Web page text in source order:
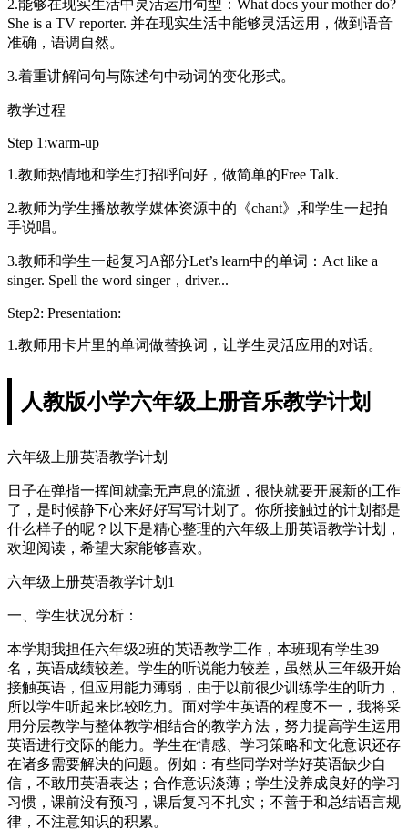
2.能够在现实生活中灵活运用句型：What does your mother do?
She is a TV reporter. 并在现实生活中能够灵活运用，做到语音
准确，语调自然。
3.着重讲解问句与陈述句中动词的变化形式。
教学过程
Step 1:warm-up
1.教师热情地和学生打招呼问好，做简单的Free Talk.
2.教师为学生播放教学媒体资源中的《chant》,和学生一起拍
手说唱。
3.教师和学生一起复习A部分Let’s learn中的单词：Act like a
singer. Spell the word singer，driver...
Step2: Presentation:
1.教师用卡片里的单词做替换词，让学生灵活应用的对话。
人教版小学六年级上册音乐教学计划
六年级上册英语教学计划
日子在弹指一挥间就毫无声息的流逝，很快就要开展新的工作
了，是时候静下心来好好写写计划了。你所接触过的计划都是
什么样子的呢？以下是精心整理的六年级上册英语教学计划，
欢迎阅读，希望大家能够喜欢。
六年级上册英语教学计划1
一、学生状况分析：
本学期我担任六年级2班的英语教学工作，本班现有学生39
名，英语成绩较差。学生的听说能力较差，虽然从三年级开始
接触英语，但应用能力薄弱，由于以前很少训练学生的听力，
所以学生听起来比较吃力。面对学生英语的程度不一，我将采
用分层教学与整体教学相结合的教学方法，努力提高学生运用
英语进行交际的能力。学生在情感、学习策略和文化意识还存
在诸多需要解决的问题。例如：有些同学对学好英语缺少自
信，不敢用英语表达；合作意识淡薄；学生没养成良好的学习
习惯，课前没有预习，课后复习不扎实；不善于和总结语言规
律，不注意知识的积累。